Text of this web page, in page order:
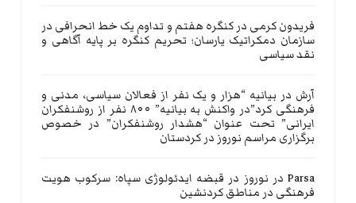
فریدون کرمی درکنگره هفتم و تداوم یک خط انحرافی در
سازمان دمکراتیک یارسان؛ تحریم کنگره بر پایه آگاهی و
نقد سیاسی
آرش در بیانیه “هزار و یک نفر از فعالان سیاسی، مدنی و
فرهنگی کرد”در واکنش به بیانیه” ۸۰۰ نفر از روشنفکران
ایرانی” تحت عنوان “هشدار روشنفکران” در خصوص
برگزاری مراسم نوروز در کردستان
Parsa در نوروز در قبضه ایدئولوژی سپاه: سرکوب هویت
فرهنگی در مناطق کردنشین